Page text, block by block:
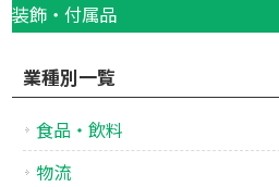
装飾・付属品
業種別一覧
食品・飲料
物流